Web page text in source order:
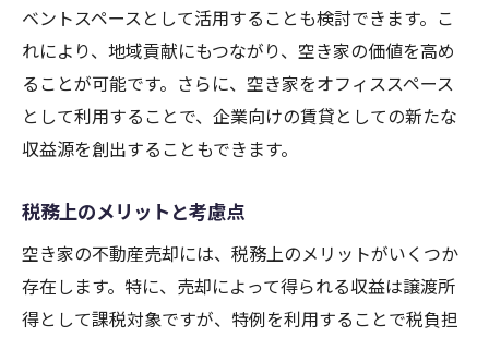
ベントスペースとして活用することも検討できます。こ
れにより、地域貢献にもつながり、空き家の価値を高め
ることが可能です。さらに、空き家をオフィススペース
として利用することで、企業向けの賃貸としての新たな
収益源を創出することもできます。
税務上のメリットと考慮点
空き家の不動産売却には、税務上のメリットがいくつか
存在します。特に、売却によって得られる収益は譲渡所
得として課税対象ですが、特例を利用することで税負担